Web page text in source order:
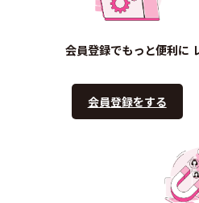
会員登録でもっと便利に
会員登録をする